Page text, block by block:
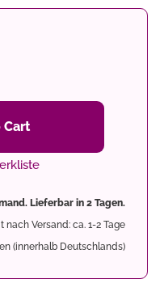
Cart
Lieferbar in 2 Tagen.
nach Versand: ca. 1-2 Tage
(innerhalb Deutschlands)